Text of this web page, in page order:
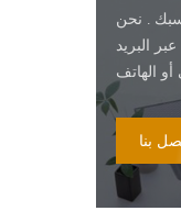
. نحن
24 ساعة عبر البريد
بنا